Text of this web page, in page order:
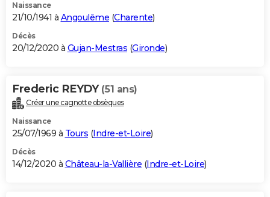
Naissance
21/10/1941 à Angoulême (Charente)
Décès
20/12/2020 à Gujan-Mestras (Gironde)
Frederic REYDY (51 ans)
Créer une cagnotte obsèques
Naissance
25/07/1969 à Tours (Indre-et-Loire)
Décès
14/12/2020 à Château-la-Vallière (Indre-et-Loire)